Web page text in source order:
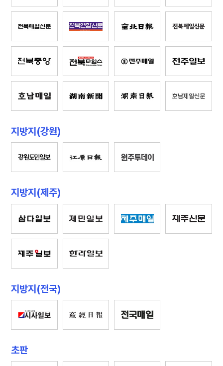
지방지(강원)
지방지(제주)
지방지(전국)
초판